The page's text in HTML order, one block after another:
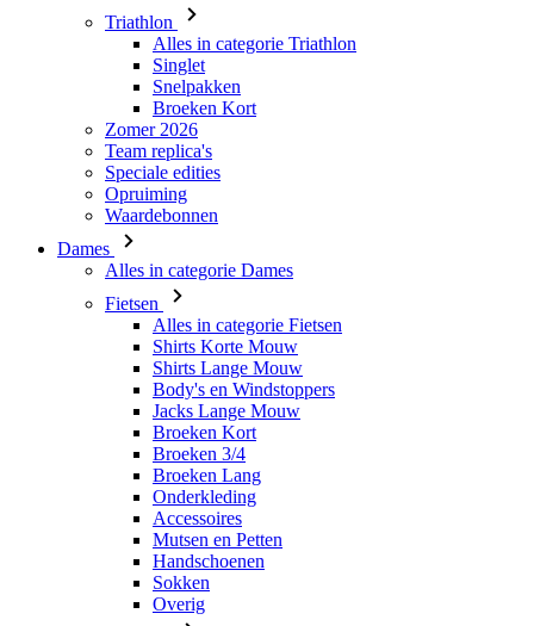
Triathlon
Alles in categorie Triathlon
Singlet
Snelpakken
Broeken Kort
Zomer 2026
Team replica's
Speciale edities
Opruiming
Waardebonnen
Dames
Alles in categorie Dames
Fietsen
Alles in categorie Fietsen
Shirts Korte Mouw
Shirts Lange Mouw
Body's en Windstoppers
Jacks Lange Mouw
Broeken Kort
Broeken 3/4
Broeken Lang
Onderkleding
Accessoires
Mutsen en Petten
Handschoenen
Sokken
Overig